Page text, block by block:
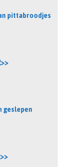
pittabroodjes
geslepen